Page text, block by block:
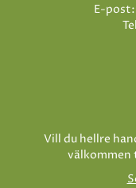
E-post:
Vill du hellre
välkommen